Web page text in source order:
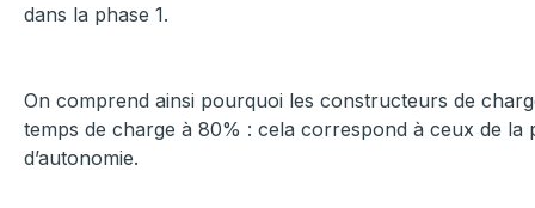
dans la phase 1.
On comprend ainsi pourquoi les constructeurs de
temps de charge à 80% : cela correspond à ceux de
d’autonomie.